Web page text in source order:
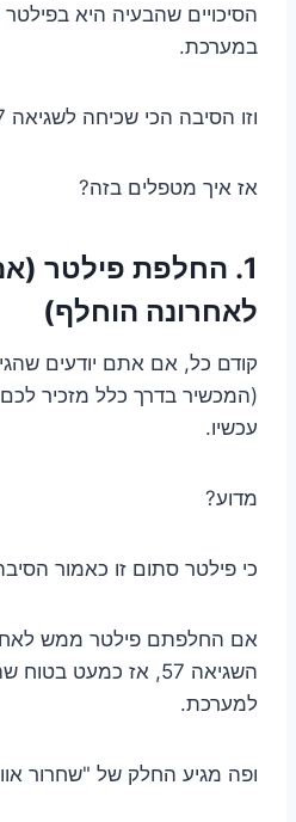
הסיכויים שהבעיה היא בפילטר
במערכת.
וזו הסיבה הכי שכיחה לשגיאה 57 אחרי החלפת פילטר.
אז איך מטפלים בזה?
1. החלפת פילטר
לאחרונה הוחלף)
קודם כל, אם אתם יודעים
(המכשיר בדרך כלל מזכיר
עכשיו.
מדוע?
כי פילטר סתום זו כאמור
אם החלפתם פילטר ממש
השגיאה 57, אז כמעט
למערכת.
ופה מגיע החלק של "שחרור